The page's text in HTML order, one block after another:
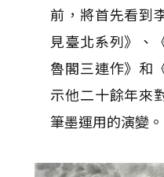
前，將首先看到
見臺北系列》、
魯閣三連作》和
示他二十餘年來
筆墨運用的演變。